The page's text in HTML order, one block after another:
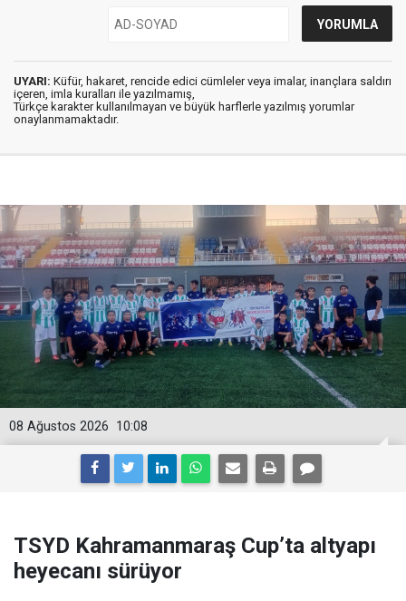
UYARI: Küfür, hakaret, rencide edici cümleler veya imalar, inançlara saldırı
içeren, imla kuralları ile yazılmamış,
Türkçe karakter kullanılmayan ve büyük harflerle yazılmış yorumlar
onaylanmamaktadır.
10:08
08 Ağustos 2026
TSYD Kahramanmaraş Cup’ta altyapı
heyecanı sürüyor